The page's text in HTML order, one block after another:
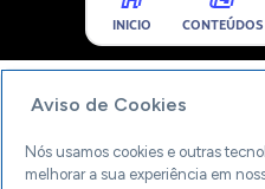
INICIO CONTEÚDOS
Aviso de Cookies
Nós usamos cookies e outras
melhorar a sua experiência em